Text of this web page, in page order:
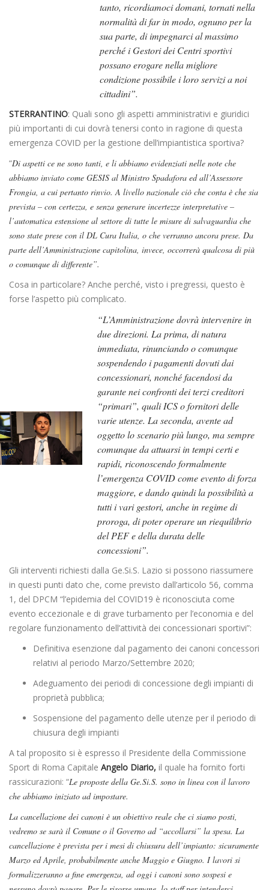
tanto, ricordiamoci domani, tornati nella
normalità di far in modo, ognuno per la
sua parte, di impegnarci al massimo
perché i Gestori dei Centri sportivi
possano erogare nella migliore
condizione possibile i loro servizi a noi
cittadini”.
STERRANTINO: Quali sono gli aspetti amministrativi e giuridici
più importanti di cui dovrà tenersi conto in ragione di questa
emergenza COVID per la gestione dell’impiantistica sportiva?
“Di aspetti ce ne sono tanti, e li abbiamo evidenziati nelle note che
abbiamo inviato come GESIS al Ministro Spadafora ed all’Assessore
Frongia, a cui pertanto rinvio. A livello nazionale ciò che conta è che sia
prevista – con certezza, e senza generare incertezze interpretative –
l’automatica estensione al settore di tutte le misure di salvaguardia che
sono state prese con il DL Cura Italia, o che verranno ancora prese. Da
parte dell’Amministrazione capitolina, invece, occorrerà qualcosa di più
o comunque di differente”.
Cosa in particolare? Anche perché, visto i pregressi, questo è
forse l’aspetto più complicato.
“L’Amministrazione dovrà intervenire in
due direzioni. La prima, di natura
immediata, rinunciando o comunque
sospendendo i pagamenti dovuti dai
concessionari, nonché facendosi da
garante nei confronti dei terzi creditori
“primari”, quali ICS o fornitori delle
varie utenze. La seconda, avente ad
oggetto lo scenario più lungo, ma sempre
comunque da attuarsi in tempi certi e
rapidi, riconoscendo formalmente
l’emergenza COVID come evento di forza
maggiore, e dando quindi la possibilità a
tutti i vari gestori, anche in regime di
proroga, di poter operare un riequilibrio
del PEF e della durata delle
concessioni”.
Gli interventi richiesti dalla Ge.Si.S. Lazio si possono riassumere
in questi punti dato che, come previsto dall’articolo 56, comma
1, del DPCM “l’epidemia del COVID19 è riconosciuta come
evento eccezionale e di grave turbamento per l’economia e del
regolare funzionamento dell’attività dei concessionari sportivi”:
Definitiva esenzione dal pagamento dei canoni concessori
relativi al periodo Marzo/Settembre 2020;
Adeguamento dei periodi di concessione degli impianti di
proprietà pubblica;
Sospensione del pagamento delle utenze per il periodo di
chiusura degli impianti
A tal proposito si è espresso il Presidente della Commissione
Sport di Roma Capitale Angelo Diario, il quale ha fornito forti
rassicurazioni: “Le proposte della Ge.Si.S. sono in linea con il lavoro
che abbiamo iniziato ad impostare.
La cancellazione dei canoni è un obiettivo reale che ci siamo posti,
vedremo se sarà il Comune o il Governo ad “accollarsi” la spesa. La
cancellazione è prevista per i mesi di chiusura dell’impianto: sicuramente
Marzo ed Aprile, probabilmente anche Maggio e Giugno. I lavori si
formalizzeranno a fine emergenza, ad oggi i canoni sono sospesi e